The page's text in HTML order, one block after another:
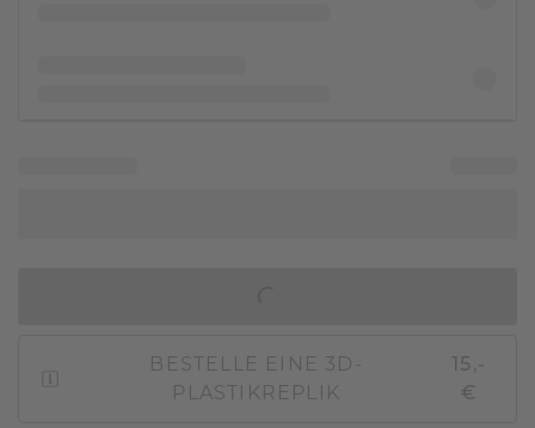
BESTELLE EINE 3D-
PLASTIKREPLIK
15,-
€